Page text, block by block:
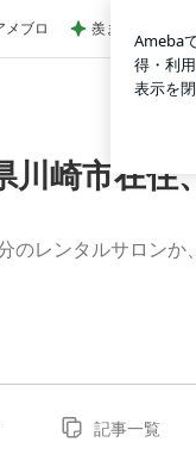
やさん☆赤羽駅徒
メブロ 羨ましいと思っ
川崎市在
のレンタルサロン
記事一覧